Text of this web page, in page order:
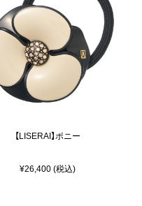
【LISERAI】ポニー
¥26,400 (税込)